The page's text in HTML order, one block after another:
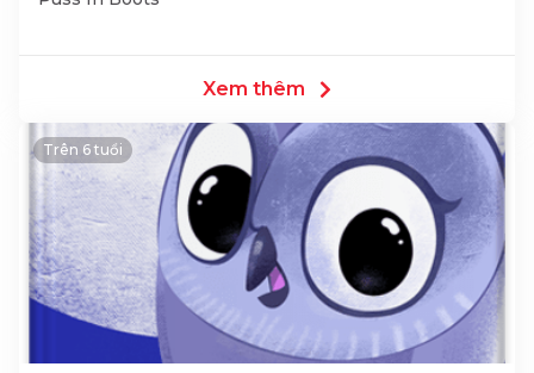
Xem thêm
Trên 6 tuổi